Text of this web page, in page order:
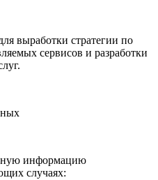
выработки стратегии по
сервисов и разработки
информацию
случаях: